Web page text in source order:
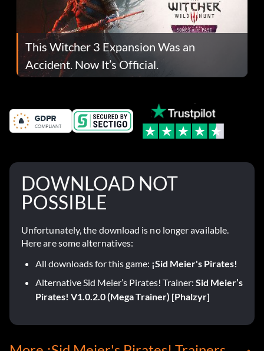
This Witcher 3 Expansion Was an
Accident. Now It’s Official.
DOWNLOAD NOT
POSSIBLE
Unfortunately, the download is no longer available.
Here are some alternatives:
All downloads for this game: ¡Sid Meier's Pirates!
Alternative Sid Meier’s Pirates! Trainer: Sid Meier’s
Pirates! V1.0.2.0 (Mega Trainer) [Phalzyr]